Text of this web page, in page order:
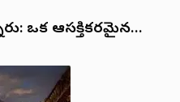
ఒక ఆసక్తికరమైన…